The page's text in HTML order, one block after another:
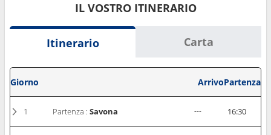
IL VOSTRO ITINERARIO
Itinerario Carta
Giorno ArrivoPartenza
1 Partenza :Savona --- 16:30